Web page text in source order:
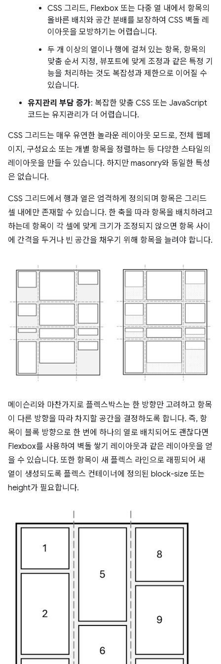
CSS 그리드, Flexbox 또는 다중 열 내에서 항목의
올바른 배치와 공간 분배를 보장하여 CSS 벽돌 레
이아웃을 모방하기는 어렵습니다.
두 개 이상의 열이나 행에 걸쳐 있는 항목, 항목의
맞춤 순서 지정, 뷰포트에 맞게 조정과 같은 특정 기
능을 처리하는 것도 복잡성과 제한으로 이어질 수
있습니다.
유지관리 부담 증가: 복잡한 맞춤 CSS 또는 JavaScript
코드는 유지관리가 더 어렵습니다.
CSS 그리드는 매우 유연한 놀라운 레이아웃 모드로, 전체 웹페
이지, 구성요소 또는 개별 항목을 정렬하는 등 다양한 스타일의
레이아웃을 만들 수 있습니다. 하지만 masonry와 동일한 특성
은 없습니다.
CSS 그리드에서 행과 열은 엄격하게 정의되며 항목은 그리드
셀 내에만 존재할 수 있습니다. 한 축을 따라 항목을 배치하려고
하는데 항목이 각 셀에 맞게 크기가 조정되지 않으면 항목 사이
에 간격을 두거나 빈 공간을 채우기 위해 항목을 늘려야 합니다.
메이슨리와 마찬가지로 플렉스박스는 한 방향만 고려하고 항목
이 다른 방향을 따라 차지할 공간을 결정하도록 합니다. 즉, 항
목이 블록 방향으로 한 번에 하나의 열로 배치되어도 괜찮다면
Flexbox를 사용하여 벽돌 쌓기 레이아웃과 같은 레이아웃을 얻
을 수 있습니다. 또한 항목이 새 플렉스 라인으로 래핑되어 새
열이 생성되도록 플렉스 컨테이너에 정의된 block-size 또는
height가 필요합니다.